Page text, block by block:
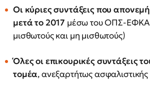
Οι κύριες συντάξεις που
μετά το 2017 μέσω του ΟΠΣ-ΕΦΚΑ
μισθωτούς και μη μισθωτούς)
Όλες οι επικουρικές συντάξεις
τομέα, ανεξαρτήτως ασφαλιστικής